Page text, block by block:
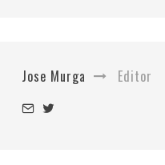
Jose Murga Editor